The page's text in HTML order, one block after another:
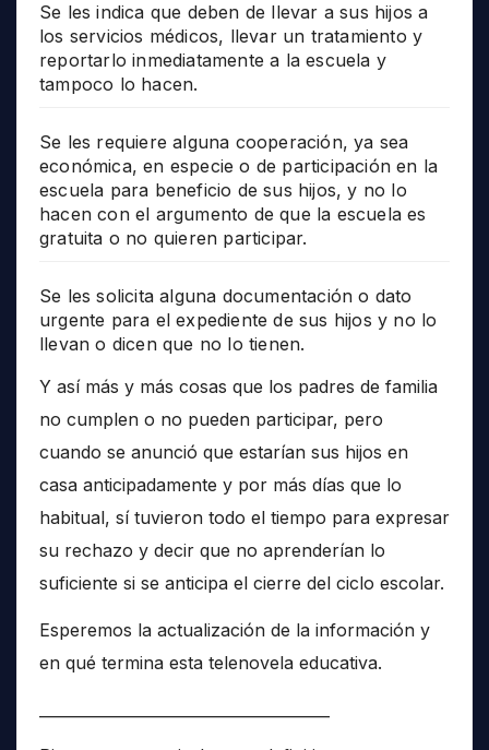
Se les indica que deben de llevar a sus hijos a
los servicios médicos, llevar un tratamiento y
reportarlo inmediatamente a la escuela y
tampoco lo hacen.
Se les requiere alguna cooperación, ya sea
económica, en especie o de participación en la
escuela para beneficio de sus hijos, y no lo
hacen con el argumento de que la escuela es
gratuita o no quieren participar.
Se les solicita alguna documentación o dato
urgente para el expediente de sus hijos y no lo
llevan o dicen que no lo tienen.
Y así más y más cosas que los padres de familia
no cumplen o no pueden participar, pero
cuando se anunció que estarían sus hijos en
casa anticipadamente y por más días que lo
habitual, sí tuvieron todo el tiempo para expresar
su rechazo y decir que no aprenderían lo
suficiente si se anticipa el cierre del ciclo escolar.
Esperemos la actualización de la información y
en qué termina esta telenovela educativa.